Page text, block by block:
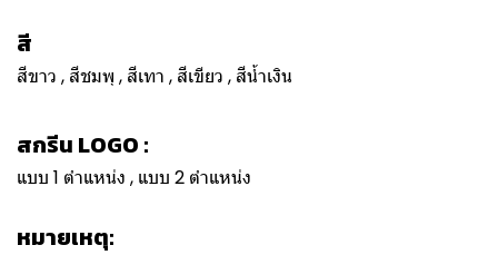
สี
สีขาว , สีชมพุ , สีเทา , สีเขียว , สีน้ำเงิน
สกรีน LOGO :
แบบ 1 ตำแหน่ง , แบบ 2 ตำแหน่ง
หมายเหตุ: